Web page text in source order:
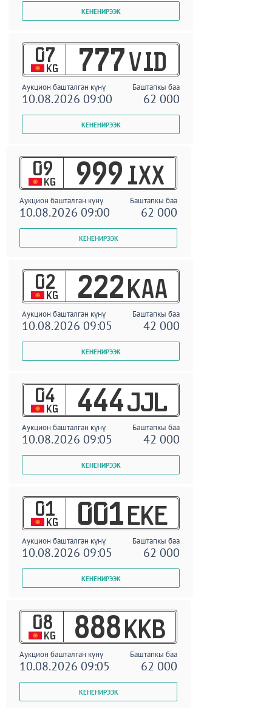
07
KG 777 VID
Аукцион башталган күнү Баштапкы баа
10.08.2026 09:00 62 000
09
KG 999 IXX
Аукцион башталган күнү Баштапкы баа
10.08.2026 09:00 62 000
02
KG 222 KAA
Аукцион башталган күнү Баштапкы баа
10.08.2026 09:05 42 000
04
KG 444 JJL
Аукцион башталган күнү Баштапкы баа
10.08.2026 09:05 42 000
01
KG 001 EKE
Аукцион башталган күнү Баштапкы баа
10.08.2026 09:05 62 000
08
KG 888 KKB
Аукцион башталган күнү Баштапкы баа
10.08.2026 09:05 62 000